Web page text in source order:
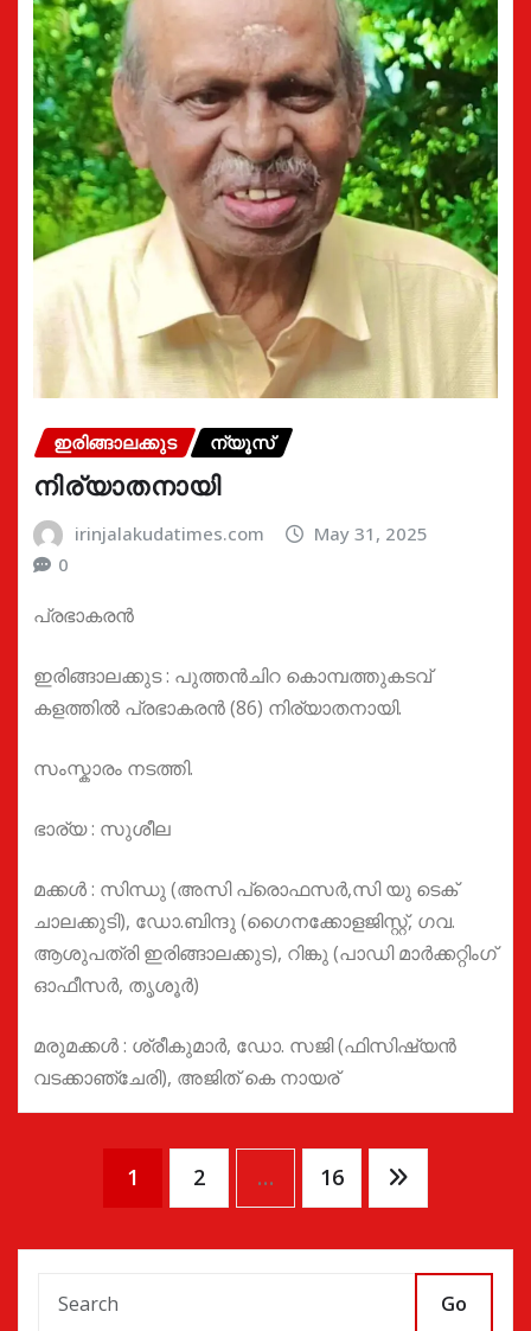
ഇരിങ്ങാലക്കുട ന്യൂസ്
നിര്യാതനായി
irinjalakudatimes.com
May 31, 2025
0
പ്രഭാകരൻ
ഇരിങ്ങാലക്കുട : പുത്തന്‍ചിറ കൊമ്പത്തുകടവ്
കളത്തില്‍ പ്രഭാകരന്‍ (86) നിര്യാതനായി.
സംസ്കാരം നടത്തി.
ഭാര്യ : സുശീല
മക്കള്‍ : സിന്ധു (അസി പ്രൊഫസര്‍,സി യു ടെക്
ചാലക്കുടി), ഡോ.ബിന്ദു (ഗൈനക്കോളജിസ്റ്റ്, ഗവ.
ആശുപത്രി ഇരിങ്ങാലക്കുട), റിങ്കു (പാഡി മാര്‍ക്കറ്റിംഗ്
ഓഫീസര്‍, തൃശൂര്‍)
മരുമക്കള്‍ : ശ്രീകുമാര്‍, ഡോ. സജി (ഫിസിഷ്യന്‍
വടക്കാഞ്ചേരി), അജിത് കെ നായര്
Posts
pagination
1 2 … 16
Go